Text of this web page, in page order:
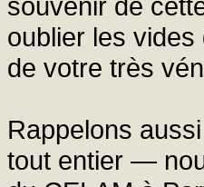
souvenir de
oublier les vides
de votre très
Rappelons
tout entier —